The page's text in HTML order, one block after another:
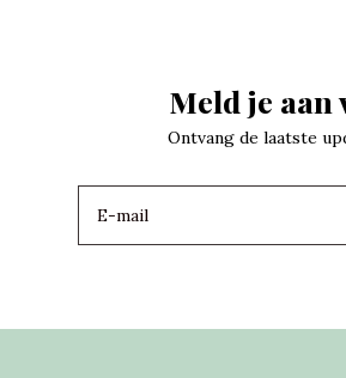
Meld je aan
Ontvang de laatste